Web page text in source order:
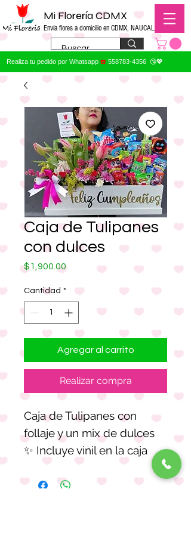
Mi Florería CDMX
Envía flores a domicilio en CDMX, NAUCALPAN
Realiza tu pedido por Whatsapp ☎️ 558783-4356 😘💖
Caja de Tulipanes
con dulces
$1,900.00Precio
Cantidad *
Agregar al carrito
Realizar compra
Caja de Tulipanes con
follaje y un mix de dulces
✨ Incluye vinil en la caja
(máximo 5 palabras)